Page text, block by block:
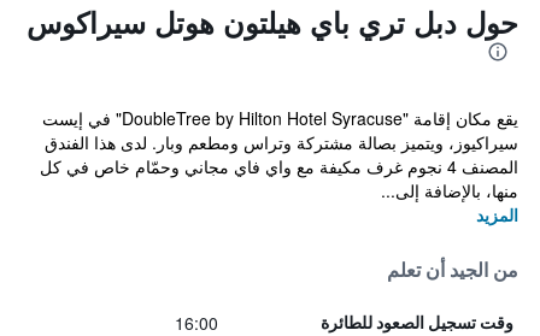
حول دبل تري باي هيلتون هوتل سيراكوس
يقع مكان إقامة "DoubleTree by Hilton Hotel Syracuse" في إيست
سيراكيوز، ويتميز بصالة مشتركة وتراس ومطعم وبار. لدى هذا الفندق
المصنف 4 نجوم غرف مكيفة مع واي فاي مجاني وحمّام خاص في كل
منها، بالإضافة إلى...
المزيد
من الجيد أن تعلم
وقت تسجيل الصعود للطائرة 16:00